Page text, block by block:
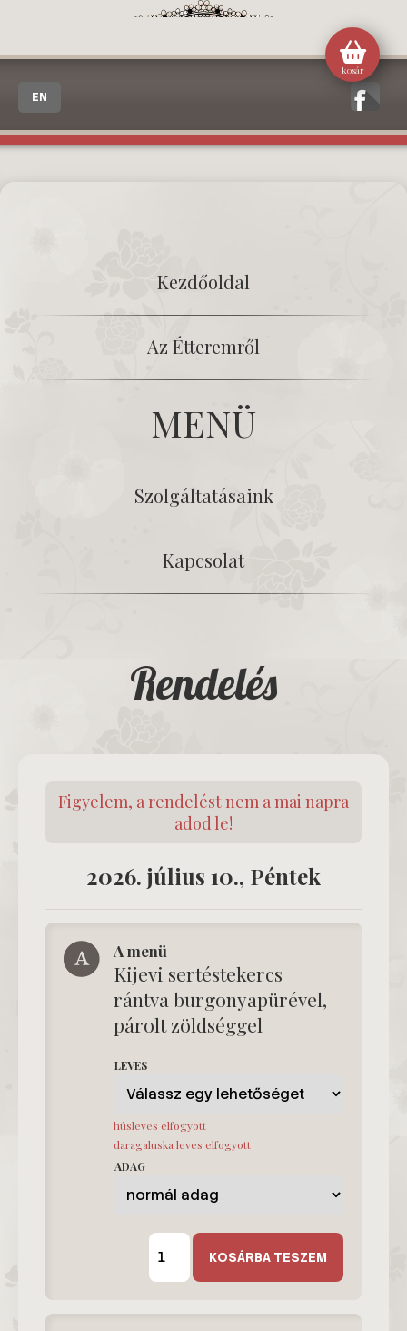
EN
Kezdőoldal
Az Étteremről
MENÜ
Szolgáltatásaink
Kapcsolat
kosár
Rendelés
Figyelem, a rendelést nem a mai napra
adod le!
2026. július 10., Péntek
A menü
Kijevi sertéstekercs
rántva burgonyapürével,
párolt zöldséggel
LEVES
húsleves elfogyott
daragaluska leves elfogyott
ADAG
A
menü
mennyiség
KOSÁRBA TESZEM